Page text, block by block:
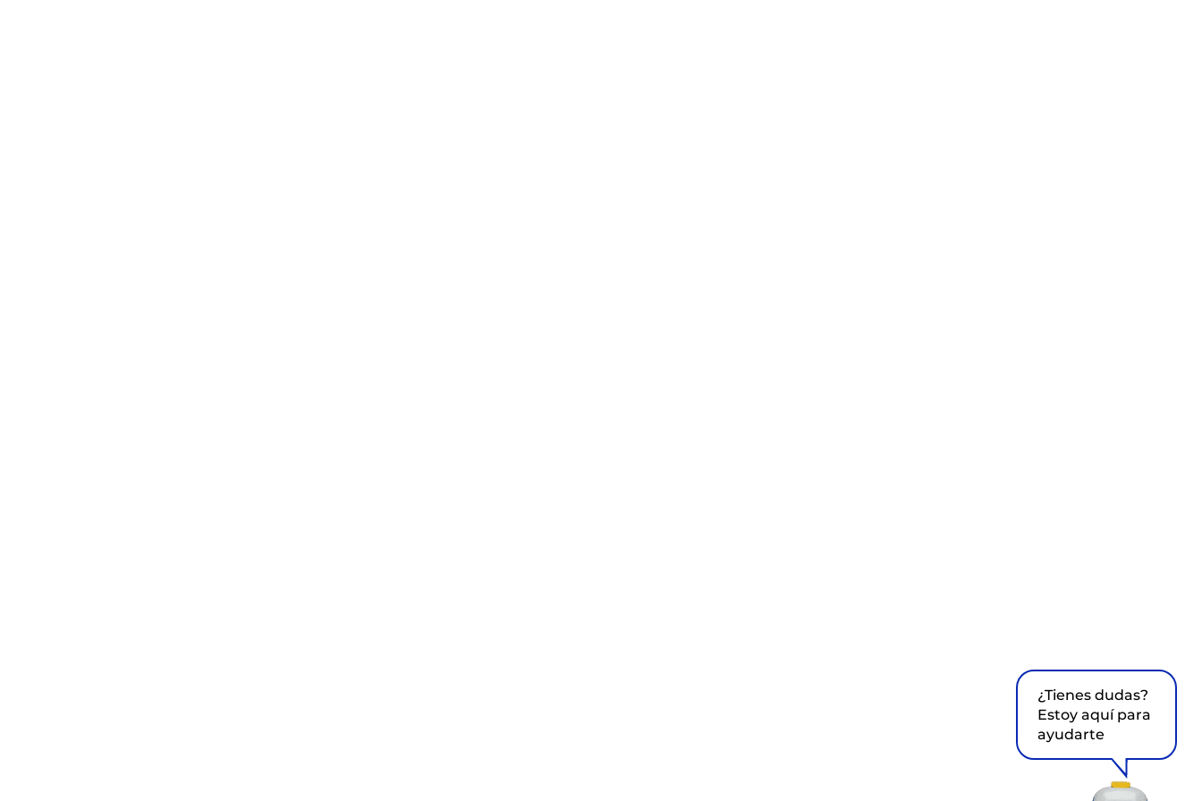
¿Tienes dudas?
Estoy aquí para
ayudarte